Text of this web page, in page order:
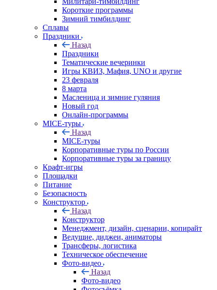
Короткие программы
Зимний тимбилдинг
Сплавы
Праздники
Назад
Праздники
Тематические вечеринки
Игры КВИЗ, Мафия, UNO и другие
23 февраля
8 марта
Масленица и зимние гуляния
Новый год
Онлайн-программы
MICE‑туры
Назад
MICE‑туры
Корпоративные туры по России
Корпоративные туры за границу
Крафт-игры
Площадки
Питание
Безопасность
Конструктор
Назад
Конструктор
Менеджмент, дизайн, сценарии, копирайт
Ведущие, диджеи, аниматоры
Трансферы, логистика
Техническое обеспечение
Фото-видео
Назад
Фото-видео